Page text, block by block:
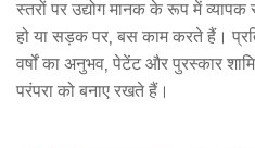
स्तरों पर उद्योग मानक के रूप में
हो या सड़क पर, बस काम करते हैं।
वर्षों का अनुभव, पेटेंट और पुरस्कार
परंपरा को बनाए रखते हैं।